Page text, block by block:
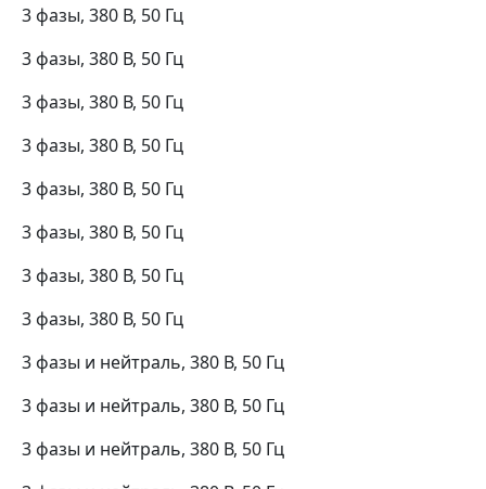
3 фазы, 380 В, 50 Гц
3 фазы, 380 В, 50 Гц
3 фазы, 380 В, 50 Гц
3 фазы, 380 В, 50 Гц
3 фазы, 380 В, 50 Гц
3 фазы, 380 В, 50 Гц
3 фазы, 380 В, 50 Гц
3 фазы, 380 В, 50 Гц
3 фазы и нейтраль, 380 В, 50 Гц
3 фазы и нейтраль, 380 В, 50 Гц
3 фазы и нейтраль, 380 В, 50 Гц